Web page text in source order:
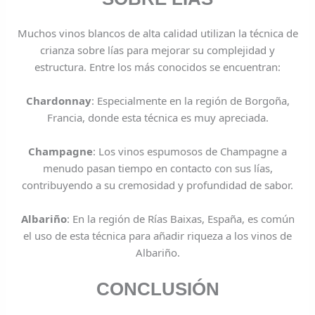
Muchos vinos blancos de alta calidad utilizan la técnica de
crianza sobre lías para mejorar su complejidad y
estructura. Entre los más conocidos se encuentran:
Chardonnay: Especialmente en la región de Borgoña,
Francia, donde esta técnica es muy apreciada.
Champagne: Los vinos espumosos de Champagne a
menudo pasan tiempo en contacto con sus lías,
contribuyendo a su cremosidad y profundidad de sabor.
Albariño: En la región de Rías Baixas, España, es común
el uso de esta técnica para añadir riqueza a los vinos de
Albariño.
CONCLUSIÓN